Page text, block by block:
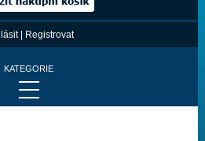
| Registrovat
KATEGORIE